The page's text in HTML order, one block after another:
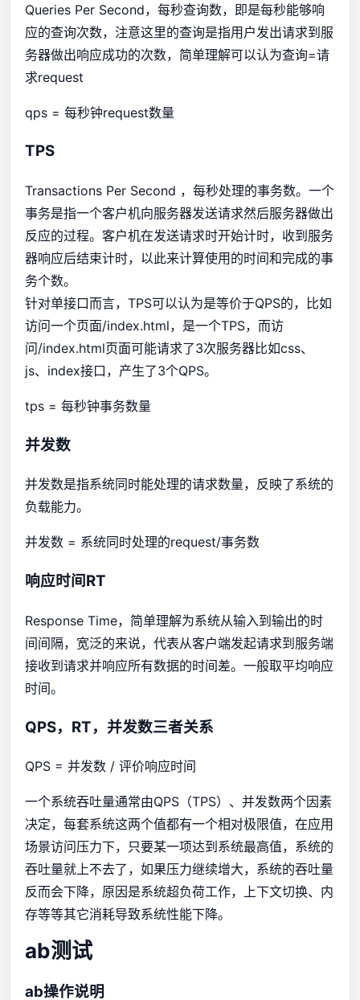
Queries Per Second，每秒查询数，即是每秒能够响
应的查询次数，注意这里的查询是指用户发出请求到服
务器做出响应成功的次数，简单理解可以认为查询=请
求request
qps = 每秒钟request数量
TPS
Transactions Per Second ，每秒处理的事务数。一个
事务是指一个客户机向服务器发送请求然后服务器做出
反应的过程。客户机在发送请求时开始计时，收到服务
器响应后结束计时，以此来计算使用的时间和完成的事
务个数。
针对单接口而言，TPS可以认为是等价于QPS的，比如
访问一个页面/index.html，是一个TPS，而访
问/index.html页面可能请求了3次服务器比如css、
js、index接口，产生了3个QPS。
tps = 每秒钟事务数量
并发数
并发数是指系统同时能处理的请求数量，反映了系统的
负载能力。
并发数 = 系统同时处理的request/事务数
响应时间RT
Response Time，简单理解为系统从输入到输出的时
间间隔，宽泛的来说，代表从客户端发起请求到服务端
接收到请求并响应所有数据的时间差。一般取平均响应
时间。
QPS，RT，并发数三者关系
QPS = 并发数 / 评价响应时间
一个系统吞吐量通常由QPS（TPS）、并发数两个因素
决定，每套系统这两个值都有一个相对极限值，在应用
场景访问压力下，只要某一项达到系统最高值，系统的
吞吐量就上不去了，如果压力继续增大，系统的吞吐量
反而会下降，原因是系统超负荷工作，上下文切换、内
存等等其它消耗导致系统性能下降。
ab测试
ab操作说明